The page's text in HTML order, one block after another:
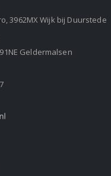
3962MX Wijk bij Duurstede
Geldermalsen